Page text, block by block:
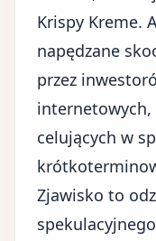
Krispy Kreme.
napędzane
przez
internetowych,
celujących w
Zjawisko to